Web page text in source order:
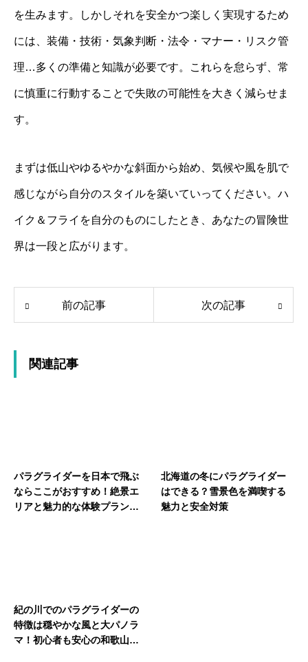
を生みます。しかしそれを安全かつ楽しく実現するため
には、装備・技術・気象判断・法令・マナー・リスク管
理…多くの準備と知識が必要です。これらを怠らず、常
に慎重に行動することで失敗の可能性を大きく減らせま
す。
まずは低山やゆるやかな斜面から始め、気候や風を肌で
感じながら自分のスタイルを築いていってください。ハ
イク＆フライを自分のものにしたとき、あなたの冒険世
界は一段と広がります。
前の記事 次の記事
関連記事
パラグライダーを日本で飛ぶ
ならここがおすすめ！絶景エ
リアと魅力的な体験プランを
北海道の冬にパラグライダー
はできる？雪景色を満喫する
魅力と安全対策
紀の川でのパラグライダーの
特徴は穏やかな風と大パノラ
マ！初心者も安心の和歌山フ